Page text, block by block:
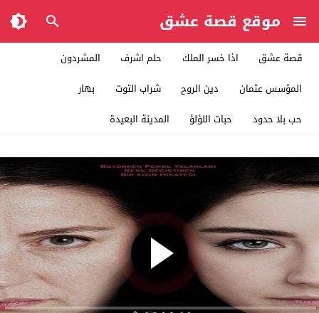
موقع قصة عشق
قصة عشق اذا خسر الملك حلم اشرف
المشردون
المؤسس عثمان
دين الروح شراب التوت
بهار
حب بلا حدود
حبات اللؤلؤ المدينة البعيدة